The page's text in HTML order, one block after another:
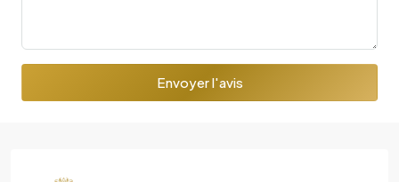
Envoyer l'avis